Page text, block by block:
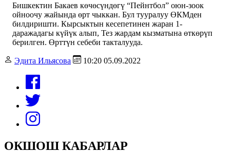
Бишкектин Бакаев көчөсүндөгү “Пейнтбол” оюн-зоок
ойноочу жайында өрт чыккан. Бул тууралуу ӨКМден
билдиришти. Кырсыктын кесепетинен жаран 1-
даражадагы күйүк алып, Тез жардам кызматына өткөрүп
берилген. Өрттүн себеби такталууда.
Эдита Ильясова 10:20 05.09.2022
ОКШОШ КАБАРЛАР